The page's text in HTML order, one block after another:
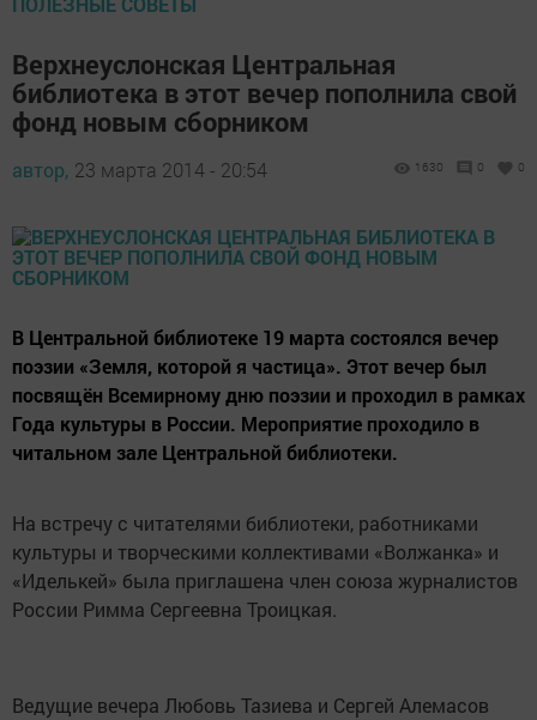
Верхнеуслонская Центральная
библиотека в этот вечер пополнила свой
фонд новым сборником
автор, 23 марта 2014 - 20:54 1630 0 0
В Центральной библиотеке 19 марта состоялся вечер
поэзии «Земля, которой я частица». Этот вечер был
посвящён Всемирному дню поэзии и проходил в рамках
Года культуры в России. Мероприятие проходило в
читальном зале Центральной библиотеки.
На встречу с читателями библиотеки, работниками
культуры и творческими коллективами «Волжанка» и
«Иделькей» была приглашена член союза журналистов
России Римма Сергеевна Троицкая.
Ведущие вечера Любовь Тазиева и Сергей Алемасов